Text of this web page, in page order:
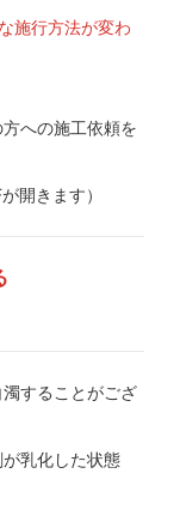
施行方法が変わ
への施工依頼を
が開きます）
することがござ
乳化した状態